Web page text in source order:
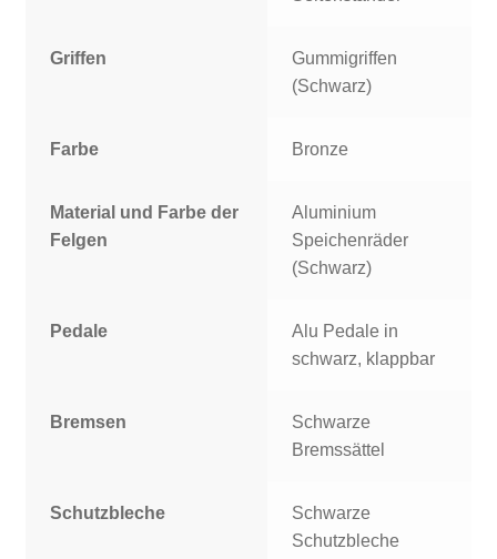
Griffen
Gummigriffen
(Schwarz)
Farbe Bronze
Material und Farbe der
Felgen
Aluminium
Speichenräder
(Schwarz)
Pedale
Alu Pedale in
schwarz, klappbar
Bremsen
Schwarze
Bremssättel
Schutzbleche
Schwarze
Schutzbleche